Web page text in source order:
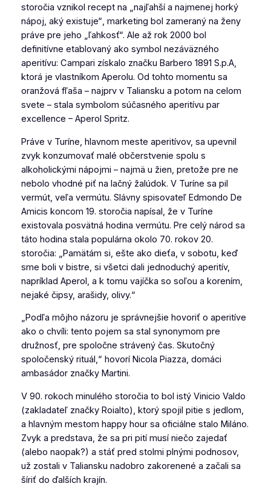
storočia vznikol recept na „najľahší a najmenej horký
nápoj, aký existuje“, marketing bol zameraný na ženy
práve pre jeho „ľahkosť“. Ale až rok 2000 bol
definitívne etablovaný ako symbol nezáväzného
aperitívu: Campari získalo značku Barbero 1891 S.p.A,
ktorá je vlastníkom Aperolu. Od tohto momentu sa
oranžová fľaša – najprv v Taliansku a potom na celom
svete – stala symbolom súčasného aperitívu par
excellence – Aperol Spritz.
Práve v Turíne, hlavnom meste aperitívov, sa upevnil
zvyk konzumovať malé občerstvenie spolu s
alkoholickými nápojmi – najmä u žien, pretože pre ne
nebolo vhodné piť na lačný žalúdok. V Turíne sa pil
vermút, veľa vermútu. Slávny spisovateľ Edmondo De
Amicis koncom 19. storočia napísal, že v Turíne
existovala posvätná hodina vermútu. Pre celý národ sa
táto hodina stala populárna okolo 70. rokov 20.
storočia: „Pamätám si, ešte ako dieťa, v sobotu, keď
sme boli v bistre, si všetci dali jednoduchý aperitív,
napríklad Aperol, a k tomu vajíčka so soľou a korením,
nejaké čipsy, arašidy, olivy.“
„Podľa môjho názoru je správnejšie hovoriť o aperitíve
ako o chvíli: tento pojem sa stal synonymom pre
družnosť, pre spoločne strávený čas. Skutočný
spoločenský rituál,“ hovorí Nicola Piazza, domáci
ambasádor značky Martini.
V 90. rokoch minulého storočia to bol istý Vinicio Valdo
(zakladateľ značky Roialto), ktorý spojil pitie s jedlom,
a hlavným mestom happy hour sa oficiálne stalo Miláno.
Zvyk a predstava, že sa pri pití musí niečo zajedať
(alebo naopak?) a stáť pred stolmi plnými podnosov,
už zostali v Taliansku nadobro zakorenené a začali sa
šíriť do ďalších krajín.